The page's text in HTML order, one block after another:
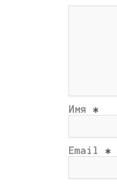
Имя *
Email *